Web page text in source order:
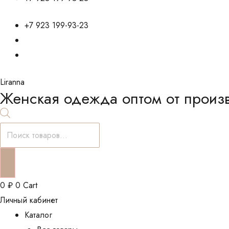
+7 923 199-93-23
Liranna
Женская одежда оптом от
Поиск
товаров
0 ₽ 0 Cart
Личный кабинет
Каталог